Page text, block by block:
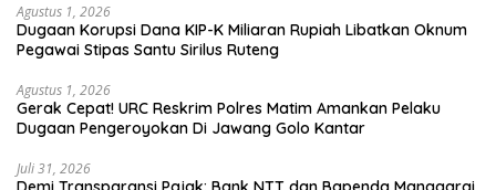
Agustus 1, 2026
Dugaan Korupsi Dana KIP-K Miliaran Rupiah Libatkan Oknum
Pegawai Stipas Santu Sirilus Ruteng
Agustus 1, 2026
Gerak Cepat! URC Reskrim Polres Matim Amankan Pelaku
Dugaan Pengeroyokan Di Jawang Golo Kantar
Juli 31, 2026